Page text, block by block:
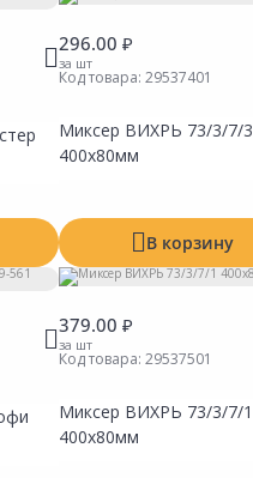
296.00 ₽
за шт
Код товара: 29537401
Миксер ВИХРЬ 73/3/7/3
400х80мм
В корзину
379.00 ₽
за шт
Код товара: 29537501
Миксер ВИХРЬ 73/3/7/1
400х80мм